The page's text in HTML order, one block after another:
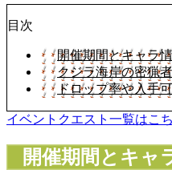
目次
開催期間とキャラ
クジラ海岸の密猟
ドロップ率や入手
イベントクエスト一覧はこ
開催期間とキャ